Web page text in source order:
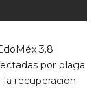
3.8
por plaga
la recuperación